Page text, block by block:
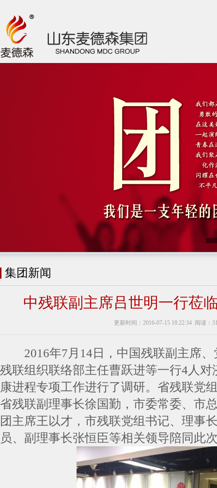
集团新闻
中残联副主席吕世明一行莅
更新时间：2016-07-15 18:22:34 阅读：
2016年7月14日，中国残联副主席、
残联组织联络部主任曹跃进等一行4人
康进程专项工作进行了调研。省残联党
省残联副理事长徐国勤，市委常委、市
团主席王以才，市残联党组书记、理事
员、副理事长张恒臣等相关领导陪同此